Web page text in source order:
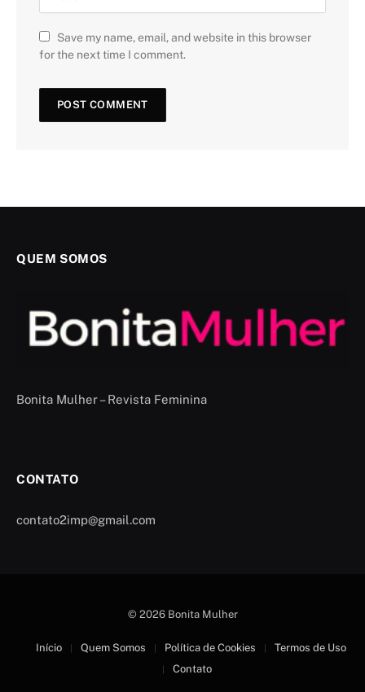
Save my name, email, and website in this browser
for the next time I comment.
QUEM SOMOS
Bonita Mulher – Revista Feminina
CONTATO
contato2imp@gmail.com
© 2026 Bonita Mulher
Início Quem Somos Política de Cookies
Termos de Uso
Contato